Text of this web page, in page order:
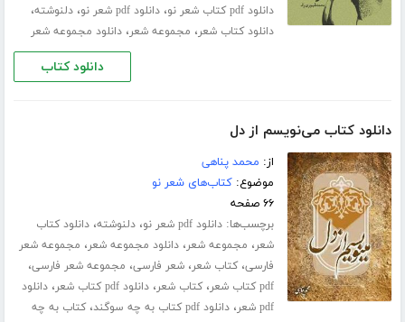
دانلود pdf کتاب شعر نو ،دانلود pdf شعر نو ،دلنوشته،
دانلود کتاب شعر، مجموعه شعر،دانلود مجموعه شعر
دانلود کتاب
دانلود کتاب می‌نویسم از دل
از: محمد پناهی
موضوع:کتاب‌های شعر نو
۶۶ صفحه
برچسب‌ها:دانلود pdf شعر نو ،دلنوشته،دانلود کتاب
شعر، مجموعه شعر،دانلود مجموعه شعر، مجموعه شعر
فارسی،کتاب شعر،شعر فارسی، مجموعه شعر فارسی،
pdf کتاب شعر ،کتاب شعر،دانلود pdf کتاب شعر ،دانلود
pdf شعر
،دانلود pdf کتاب به چه سوگند ،کتاب به چه